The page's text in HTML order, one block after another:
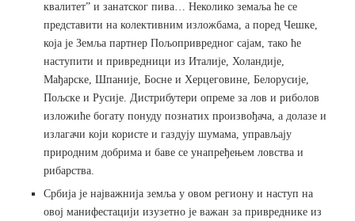
квалитет” и занатског пива… Неколико земаља ће се
представити на колективним изложбама, а поред Чешке,
која је Земља партнер Пољопривредног сајам, тако ће
наступити и привредници из Италије, Холандије,
Мађарске, Шпаније, Босне и Херцеговине, Белорусије,
Пољске и Русије. Дистрибутери опреме за лов и риболов
изложиће богату понуду познатих произвођача, а долазе и
излагачи који користе и газдују шумама, управљају
природним добрима и баве се унапређењем ловства и
рибарства.
Србија је најважнија земља у овом региону и наступ на
овој манифестацији изузетно је важан за привреднике из